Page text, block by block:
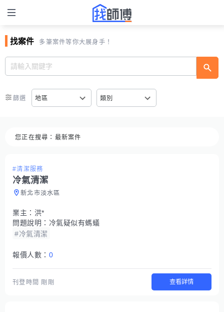
找案件 多筆案件等你大展身手！
篩選 地區 類別
您正在搜尋： 最新案件
#清潔服務
冷氣清潔
新北市淡水區
業主： 洪*
問題說明： 冷氣疑似有螞蟻
#冷氣清潔
報價人數： 0
刊登時間 剛剛 查看詳情